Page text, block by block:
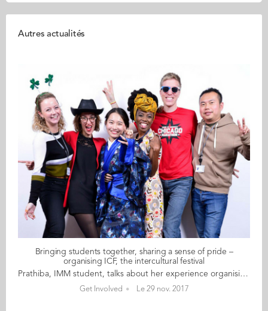
Autres actualités
Bringing students together, sharing a sense of pride –
organising ICF, the intercultural festival
Prathiba, IMM student, talks about her experience organising ICF 2017 Prathiba Koorapati Lakshmipathy, IMM 19, arrived at Audencia last September and in the first few weeks attended an information session about ICF, Audencia’s annual intercultural festival organised by students. “At first I just wanted to volunteer to do some dancing” she says, ”but very soon I got involved in planning the event itself and ended up organising the event". The biggest challenge was convincing fellow students to work for the event. “As I am new to Audencia and its culture, it was difficult for me to reach out people" Prathiba says. "I was lucky to have the support of the school", she continues. Prathiba stresses that the success of the event is not hers alone and give a special mention to fellow student Arjun Carmelino. When the big day came Prathiba was quite relaxed and even had time to enjoy herself. She spent time going round the stands and talking to participants. For Prathiba, the highlight was definitely the salsa dancing. “Seeing students from so many different nationalities all dancing together felt really good – a great achievement”. Prathiba hopes to come to ICF again next year, just before she graduates. “For the 2018 edition, I would love to see more acts and more involvement from French students” she says.
Get Involved Le 29 nov. 2017